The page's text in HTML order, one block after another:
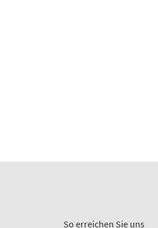
So erreichen Sie uns